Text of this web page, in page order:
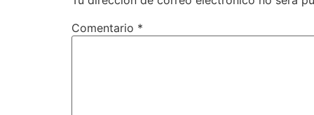
Comentario *